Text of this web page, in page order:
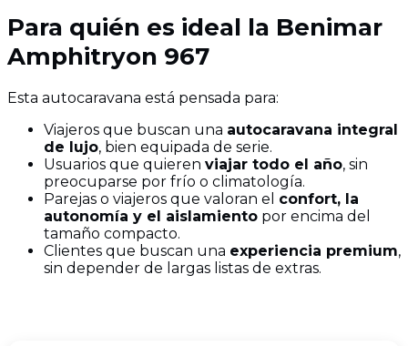
Para quién es ideal la Benimar
Amphitryon 967
Esta autocaravana está pensada para:
Viajeros que buscan una autocaravana integral
de lujo, bien equipada de serie.
Usuarios que quieren viajar todo el año, sin
preocuparse por frío o climatología.
Parejas o viajeros que valoran el confort, la
autonomía y el aislamiento por encima del
tamaño compacto.
Clientes que buscan una experiencia premium,
sin depender de largas listas de extras.